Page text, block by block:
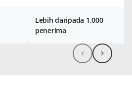
Lebih daripada 1,000
penerima